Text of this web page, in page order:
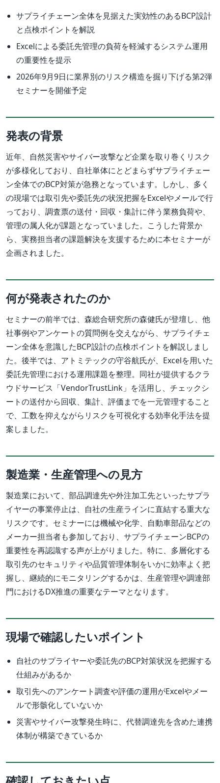
サプライチェーン全体を見据えた実効性のあるBCP設計
と点検ポイントを解説
Excelによる委託先管理の負荷を軽減するシステム運用
の重要性を提示
2026年9月9日に業界別のリスク構造を掘り下げる第2弾
セミナーを開催予定
発表の背景
近年、自然災害やサイバー攻撃など企業を取り巻くリスク
が多様化しており、自社単体にとどまらずサプライチェー
ン全体でのBCP対策が急務となっています。しかし、多く
の現場では取引先や委託先の状況把握をExcelやメールで行
っており、調査票の送付・回収・集計に伴う業務負荷や、
管理の属人化が課題となっていました。こうした背景か
ら、実務担当者の課題解決を支援するために本セミナーが
企画されました。
何が発表されたのか
セミナーの前半では、森総合研究所の森健氏が登壇し、他
社事例やアンケートの質問例を交えながら、サプライチェ
ーン全体を意識したBCP設計の点検ポイントを解説しまし
た。後半では、アトミテックの守谷航氏が、Excelを用いた
委託先管理における運用課題を整理。同社が提供するクラ
ウドサービス「VendorTrustLink」を活用し、チェックシ
ートの送付から回収、集計、評価までを一元管理すること
で、工数を抑えながらリスクを可視化する効率化手法を提
案しました。
製造業・生産管理への見方
製造業において、部品調達先や外注加工先といったサプラ
イヤーの事業停止は、自社の生産ラインに直結する重大な
リスクです。セミナーには機械や化学、自動車部品などの
メーカー担当者も参加しており、サプライチェーンBCPの
重要性を再認識する声が上がりました。特に、多層化する
取引先のセキュリティや品質管理体制をいかに効率よく把
握し、継続的にモニタリングするかは、生産管理や調達部
門におけるDX推進の重要なテーマとなります。
現場で確認したいポイント
自社のサプライヤーや委託先のBCP対策状況を把握する
仕組みがあるか
取引先へのアンケート調査や評価の運用がExcelやメー
ルで形骸化していないか
災害やサイバー攻撃発生時に、代替調達先を含めた連携
体制が構築できているか